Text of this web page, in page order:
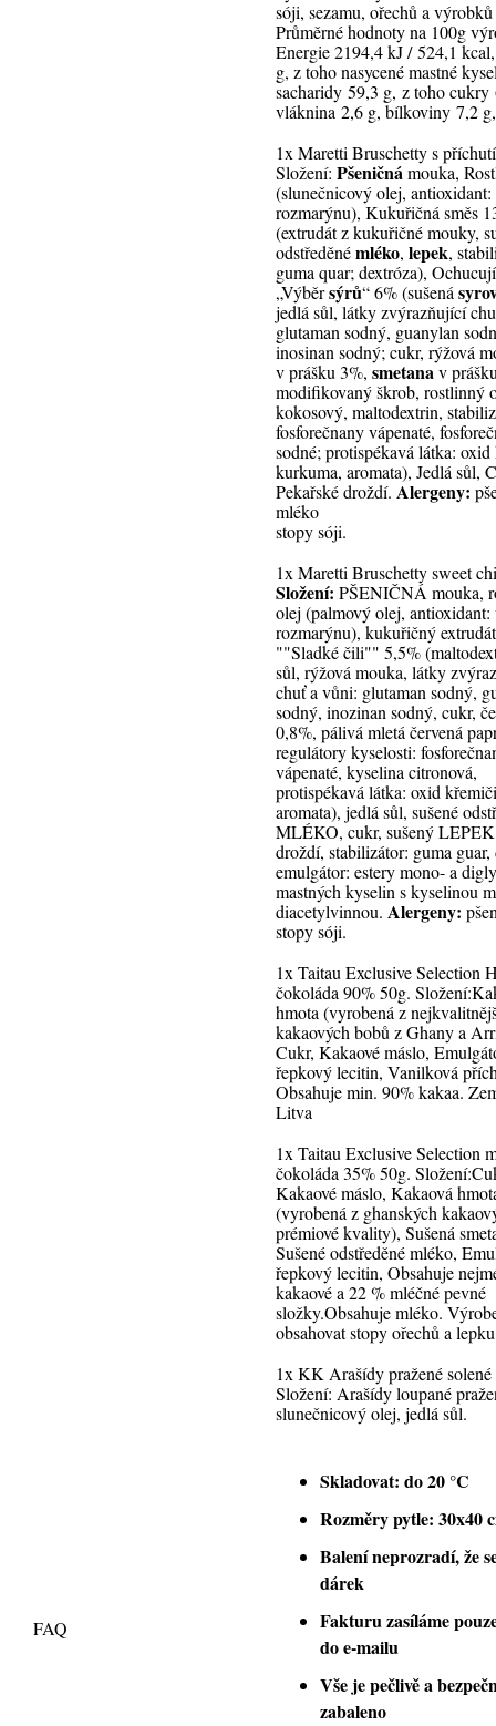
sóji, sezamu, ořechů a
Průměrné hodnoty na 100g
Energie 2194,4 kJ / 524,1
g, z toho nasycené mastné
sacharidy 59,3 g, z toho cukry
vláknina 2,6 g, bílkoviny 7,2
1x Maretti Bruschetty s
Složení: Pšeničnámouka,
(slunečnicový olej,
rozmarýnu), Kukuřičná směs
(extrudát z kukuřičné mouky,
odstředěnémléko, lepek,
guma quar; dextróza),
„Výběrsýrů“ 6% (sušená
jedlá sůl, látky zvýrazňující
glutaman sodný, guanylan
inosinan sodný; cukr, rýžová
v prášku 3%, smetanav
modifikovaný škrob, rostlinný
kokosový, maltodextrin,
fosforečnany vápenaté,
sodné; protispékavá látka:
kurkuma, aromata), Jedlá sůl,
Pekařské droždí. Alergeny:
mléko
stopy sóji.
1x Maretti Bruschettysweet
Složení: PŠENIČNÁ mouka,
olej (palmový olej, antioxidant:
rozmarýnu), kukuřičný
""Sladké čili"" 5,5%
sůl, rýžová mouka, látky
chuť a vůni: glutaman sodný,
sodný, inozinan sodný, cukr,
0,8%, pálivá mletá červená
regulátory kyselosti:
vápenaté, kyselina citronová,
protispékavá látka: oxid
aromata), jedlá sůl, sušené
MLÉKO, cukr, sušený
droždí, stabilizátor: guma guar,
emulgátor: estery mono- a
mastných kyselin s kyselinou
diacetylvinnou. Alergeny:
stopy sóji.
1x Taitau Exclusive Selection
čokoláda 90% 50g.
hmota (vyrobená z
kakaových bobů z Ghany a
Cukr, Kakaové máslo,
řepkový lecitin, Vanilková
Obsahuje min. 90% kakaa.
Litva
1x Taitau Exclusive Selection
čokoláda 35% 50g.
Kakaové máslo, Kakaová
(vyrobená z ghanských
prémiové kvality), Sušená
Sušené odstředěné mléko,
řepkový lecitin, Obsahuje
kakaové a 22 % mléčné pevné
složky.Obsahuje mléko.
obsahovat stopy ořechů a lepku
1x KK Arašídy pražené
Složení: Arašídy loupané
slunečnicový olej, jedlá sůl.
FAQ
Skladovat: do 20 °C
Rozměry pytle: 30x40
Balení neprozradí, že
dárek
Fakturu zasíláme
do e-mailu
Vše je pečlivě a
zabaleno